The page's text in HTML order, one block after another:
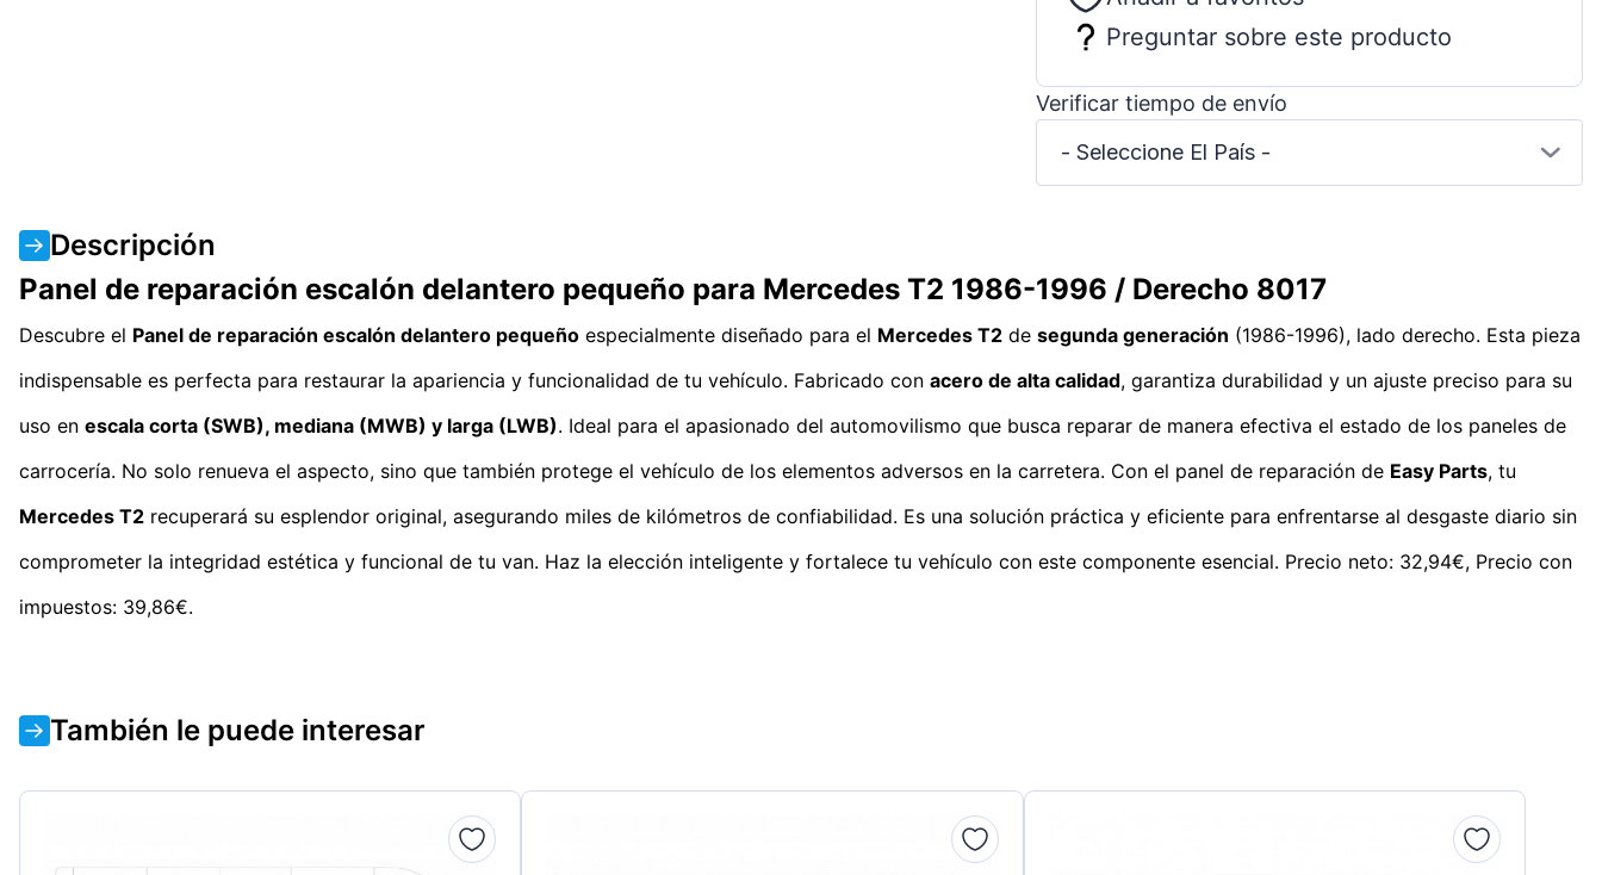
Preguntar sobre este producto
Verificar tiempo de envío
- Seleccione El País -
Descripción
Panel de reparación escalón delantero pequeño para Mercedes T2 1986-1996 / Derecho 8017
Descubre el Panel de reparación escalón delantero pequeño especialmente diseñado para el Mercedes T2 de segunda generación (1986-1996), lado derecho. Esta pieza
indispensable es perfecta para restaurar la apariencia y funcionalidad de tu vehículo. Fabricado con acero de alta calidad, garantiza durabilidad y un ajuste preciso para su
uso en escala corta (SWB), mediana (MWB) y larga (LWB). Ideal para el apasionado del automovilismo que busca reparar de manera efectiva el estado de los paneles de
carrocería. No solo renueva el aspecto, sino que también protege el vehículo de los elementos adversos en la carretera. Con el panel de reparación de Easy Parts, tu
Mercedes T2 recuperará su esplendor original, asegurando miles de kilómetros de confiabilidad. Es una solución práctica y eficiente para enfrentarse al desgaste diario sin
comprometer la integridad estética y funcional de tu van. Haz la elección inteligente y fortalece tu vehículo con este componente esencial. Precio neto: 32,94€, Precio con
impuestos: 39,86€.
También le puede interesar